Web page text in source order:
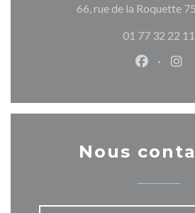
66, rue de la Roquette
01 77 32 22 11
Nous